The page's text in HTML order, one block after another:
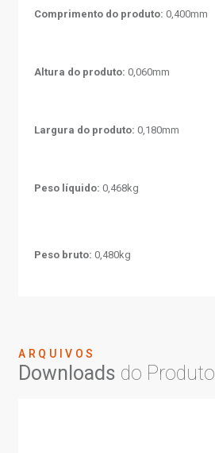
Comprimento do produto: 0,400mm
Altura do produto: 0,060mm
Largura do produto: 0,180mm
Peso líquido: 0,468kg
Peso bruto: 0,480kg
ARQUIVOS
Downloads do Produto